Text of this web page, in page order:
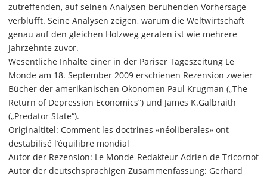
zutreffenden, auf seinen Analysen beruhenden Vorhersage
verblüfft. Seine Analysen zeigen, warum die Weltwirtschaft
genau auf den gleichen Holzweg geraten ist wie mehrere
Jahrzehnte zuvor.
Wesentliche Inhalte einer in der Pariser Tageszeitung Le
Monde am 18. September 2009 erschienen Rezension zweier
Bücher der amerikanischen Ökonomen Paul Krugman („The
Return of Depression Economics“) und James K.Galbraith
(„Predator State“).
Originaltitel: Comment les doctrines «néoliberales» ont
destabilisé l’équilibre mondial
Autor der Rezension: Le Monde-Redakteur Adrien de Tricornot
Autor der deutschsprachigen Zusammenfassung: Gerhard